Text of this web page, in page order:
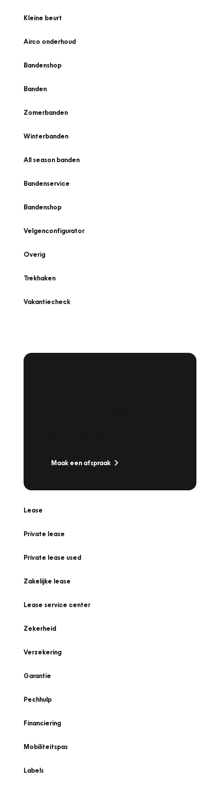
Kleine beurt
Airco onderhoud
Bandenshop
Banden
Zomerbanden
Winterbanden
All season banden
Bandenservice
Bandenshop
Velgenconfigurator
Overig
Trekhaken
Vakantiecheck
Maak een afspraak
Lease
Private lease
Private lease used
Zakelijke lease
Lease service center
Zekerheid
Verzekering
Garantie
Pechhulp
Financiering
Mobiliteitspas
Labels